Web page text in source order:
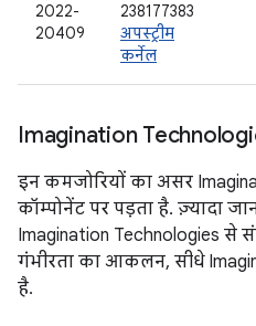
2022-
20409
238177383
अपस्ट्रीम
कर्नेल
Imagination
इन कमजोरियों का असर
कॉम्पोनेंट पर पड़ता है. ज़्यादा
Imagination Technologies से
गंभीरता का आकलन, सीधे
है.